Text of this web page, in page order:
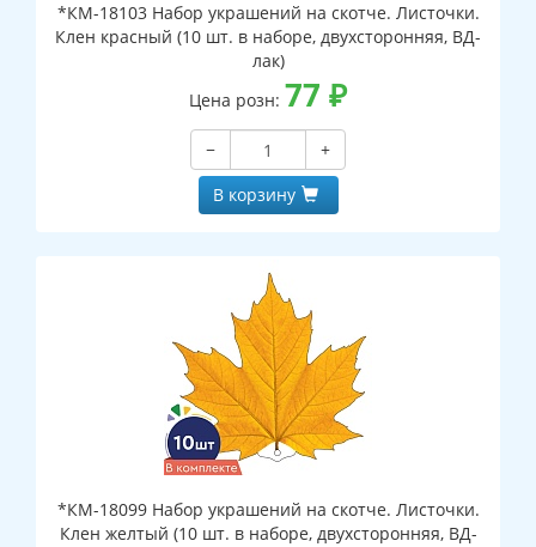
*КМ-18103 Набор украшений на скотче. Листочки.
Клен красный (10 шт. в наборе, двухсторонняя, ВД-
лак)
Цена розн: 77 ₽
−
+
В корзину
*КМ-18099 Набор украшений на скотче. Листочки.
Клен желтый (10 шт. в наборе, двухсторонняя, ВД-